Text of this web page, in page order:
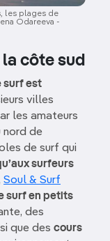
les plages de
Odareeva -
la côte sud
surf est
villes
les amateurs
nord de
de surf qui
surfeurs
Soul & Surf
surf en petits
des
que des cours